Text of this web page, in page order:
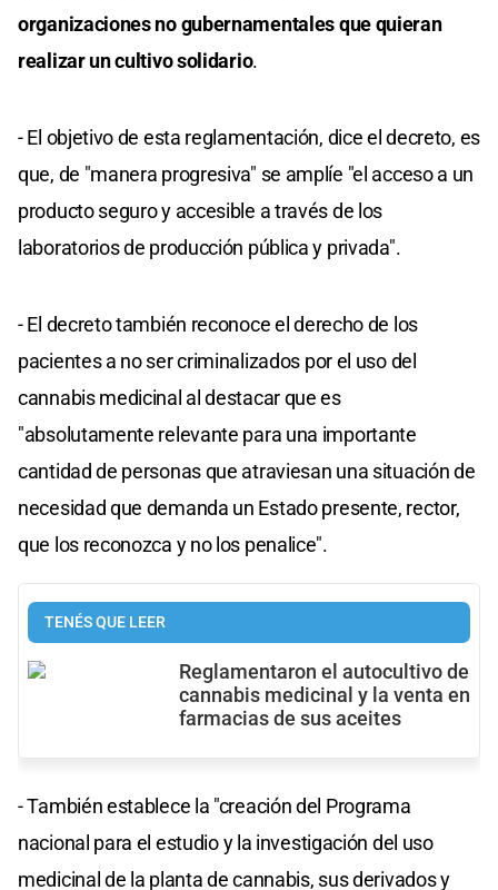
organizaciones no gubernamentales que quieran
realizar un cultivo solidario.
- El objetivo de esta reglamentación, dice el decreto, es
que, de "manera progresiva" se amplíe "el acceso a un
producto seguro y accesible a través de los
laboratorios de producción pública y privada".
- El decreto también reconoceel derecho de los
pacientes a no ser criminalizados por el uso del
cannabis medicinal al destacar que es
"absolutamente relevante para una importante
cantidad de personas que atraviesan una situación de
necesidad que demanda un Estado presente, rector,
que los reconozca y no los penalice".
TENÉS QUE LEER
Reglamentaron el autocultivo de
cannabis medicinal y la venta en
farmacias de sus aceites
- También establece la "creación del Programa
nacional para el estudio y la investigación del uso
medicinal de la planta de cannabis, sus derivados y